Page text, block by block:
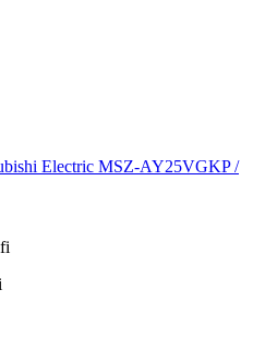
Electric MSZ-AY25VGKP /